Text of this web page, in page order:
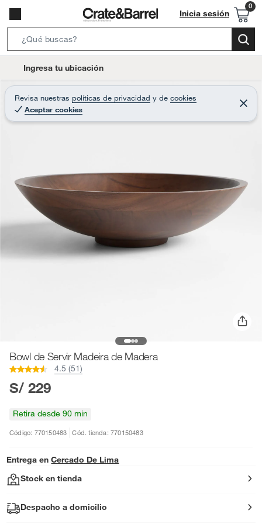
Inicia sesión
e
r
c
t
o
Ingresa tu ubicación
Revisa nuestras políticas de privacidad y de cookies
Aceptar cookies
C
e
r
Bowl de Servir Madeira de Madera
4.5 (51)
S/ 229
Retira desde 90 min
Código: 770150483 Cód. tienda: 770150483
Entrega en Cercado De Lima
Stock en tienda
Despacho a domicilio